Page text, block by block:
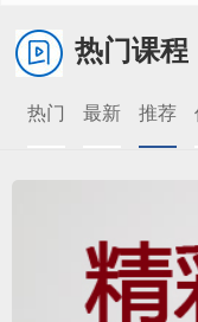
热门课程
热门 最新 推荐